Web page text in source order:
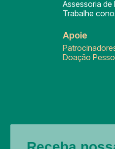
Assessoria de
Trabalhe
Apoie
Doação